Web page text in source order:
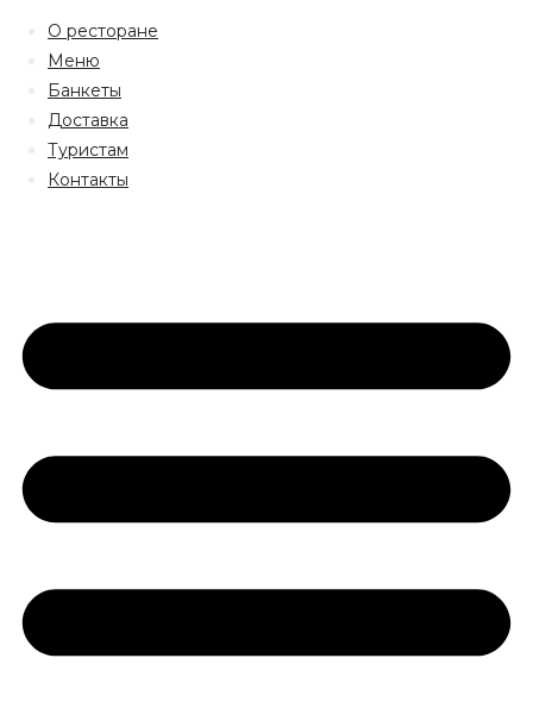
О ресторане
Меню
Банкеты
Доставка
Туристам
Контакты